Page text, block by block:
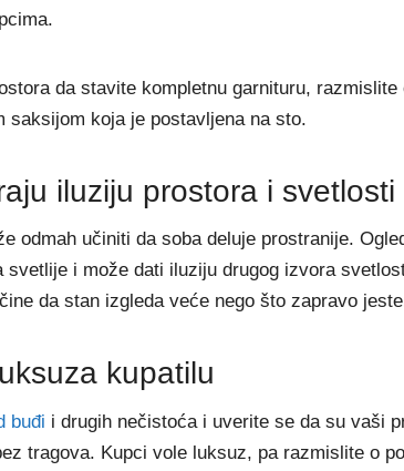
da stavite kompletnu garnituru,
saksijom koja je postavljena na sto.
iluziju prostora i svetlosti
odmah učiniti da soba deluje prostranije.
svetlije i može dati iluziju drugog izvora
da stan izgleda veće nego što zapravo
kupatilu
buđi i drugih nečistoća i uverite se da su vaši
tragova. Kupci vole luksuz, pa razmislite o